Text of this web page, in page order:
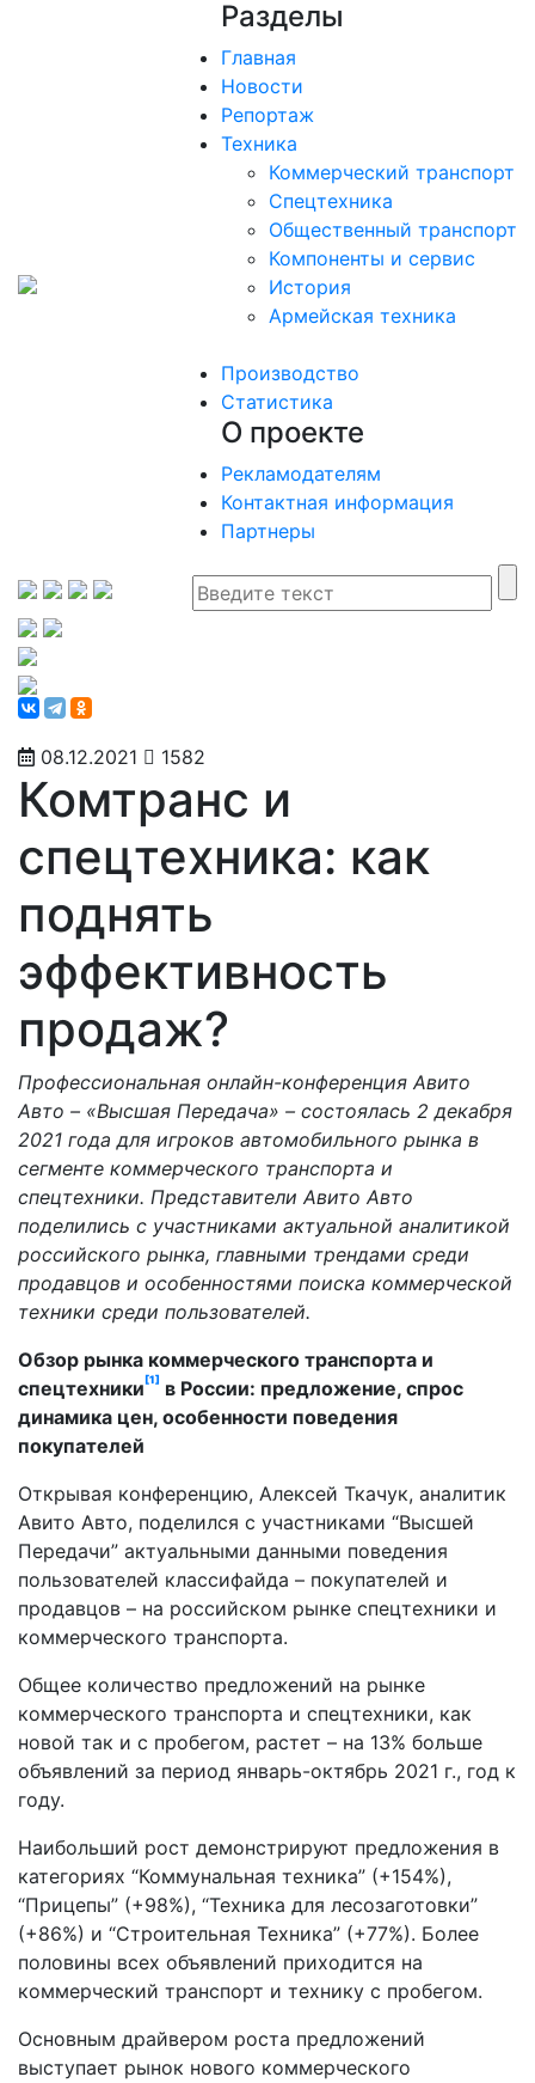
Разделы
Главная
Новости
Репортаж
Техника
Коммерческий транспорт
Спецтехника
Общественный транспорт
Компоненты и сервис
История
Армейская техника
Производство
Статистика
О проекте
Рекламодателям
Контактная информация
Партнеры
08.12.2021 1582
Комтранс и
спецтехника: как
поднять
эффективность
продаж?
Профессиональная онлайн-конференция Авито
Авто – «Высшая Передача» – состоялась 2 декабря
2021 года для игроков автомобильного рынка в
сегменте коммерческого транспорта и
спецтехники. Представители Авито Авто
поделились с участниками актуальной аналитикой
российского рынка, главными трендами среди
продавцов и особенностями поиска коммерческой
техники среди пользователей.
Обзор рынка коммерческого транспорта и
спецтехники[1] в России: предложение, спрос
динамика цен, особенности поведения
покупателей
Открывая конференцию, Алексей Ткачук, аналитик
Авито Авто, поделился с участниками “Высшей
Передачи” актуальными данными поведения
пользователей классифайда – покупателей и
продавцов – на российском рынке спецтехники и
коммерческого транспорта.
Общее количество предложений на рынке
коммерческого транспорта и спецтехники, как
новой так и с пробегом, растет – на 13% больше
объявлений за период январь-октябрь 2021 г., год к
году.
Наибольший рост демонстрируют предложения в
категориях “Коммунальная техника” (+154%),
“Прицепы” (+98%), “Техника для лесозаготовки”
(+86%) и “Строительная Техника” (+77%). Более
половины всех объявлений приходится на
коммерческий транспорт и технику с пробегом.
Основным драйвером роста предложений
выступает рынок нового коммерческого